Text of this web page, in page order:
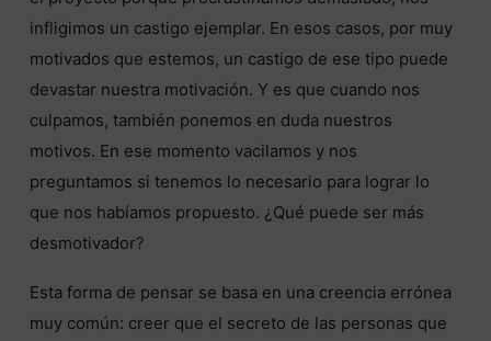
infligimos un castigo ejemplar. En esos casos, por muy
motivados que estemos, un castigo de ese tipo puede
devastar nuestra motivación. Y es que cuando nos
culpamos, también ponemos en duda nuestros
motivos. En ese momento vacilamos y nos
preguntamos si tenemos lo necesario para lograr lo
que nos habíamos propuesto. ¿Qué puede ser más
desmotivador?
Esta forma de pensar se basa en una creencia errónea
muy común: creer que el secreto de las personas que